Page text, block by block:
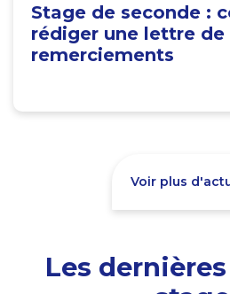
Stage de seconde :
rédiger une lettre de
remerciements
Voir plus
Les